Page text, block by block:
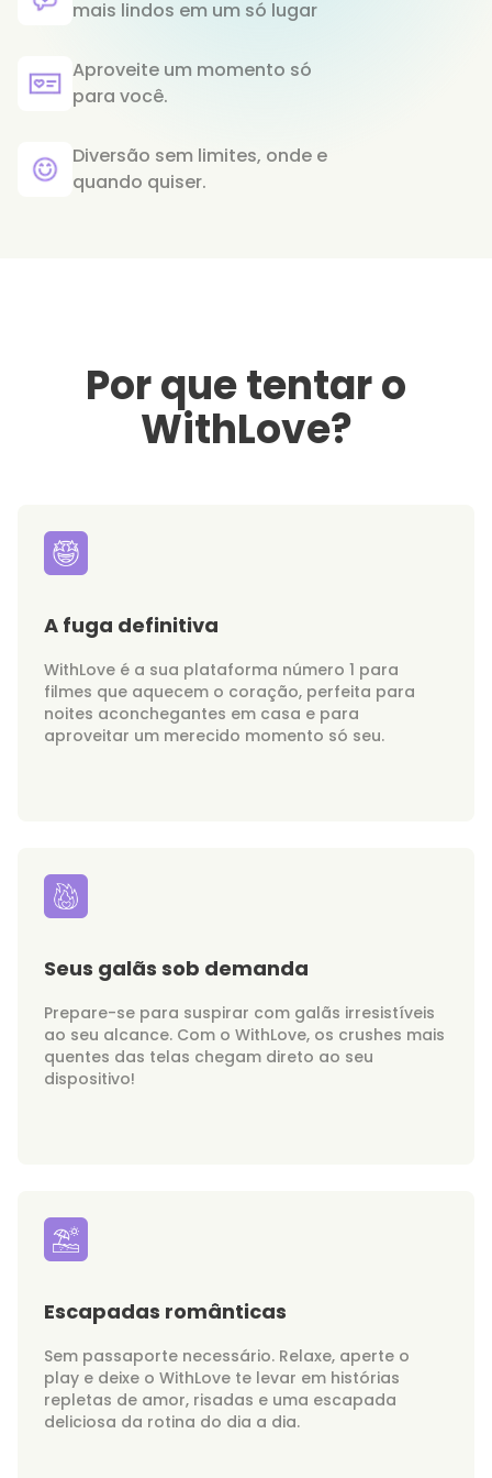
mais lindos em um só lugar
Aproveite um momento só
para você.
Diversão sem limites, onde e
quando quiser.
Por que tentar o
WithLove?
A fuga definitiva
WithLove é a sua plataforma número 1 para
filmes que aquecem o coração, perfeita para
noites aconchegantes em casa e para
aproveitar um merecido momento só seu.
Seus galãs sob demanda
Prepare-se para suspirar com galãs irresistíveis
ao seu alcance. Com o WithLove, os crushes mais
quentes das telas chegam direto ao seu
dispositivo!
Escapadas românticas
Sem passaporte necessário. Relaxe, aperte o
play e deixe o WithLove te levar em histórias
repletas de amor, risadas e uma escapada
deliciosa da rotina do dia a dia.